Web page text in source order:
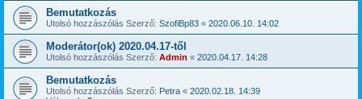
Bemutatkozás
Utolsó hozzászólás Szerző: SzofiBp83 « 2020.06.10. 14:02
Moderátor(ok) 2020.04.17-től
Utolsó hozzászólás Szerző: Admin « 2020.04.17. 14:28
Bemutatkozás
Utolsó hozzászólás Szerző: Petra « 2020.02.18. 14:39